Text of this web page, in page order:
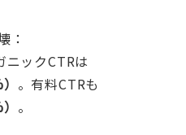
：
ニックCTRは
。有料CTRも
。